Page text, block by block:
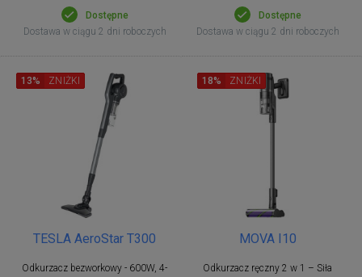
Dostępne
Dostawa w ciągu 2 dni roboczych
Dostępne
Dostawa w ciągu 2 dni roboczych
TESLA AeroStar T300
Odkurzacz bezworkowy - 600W, 4-
13% ZNIŻKI
MOVA I10
Odkurzacz ręczny 2 w 1 – Siła
18% ZNIŻKI